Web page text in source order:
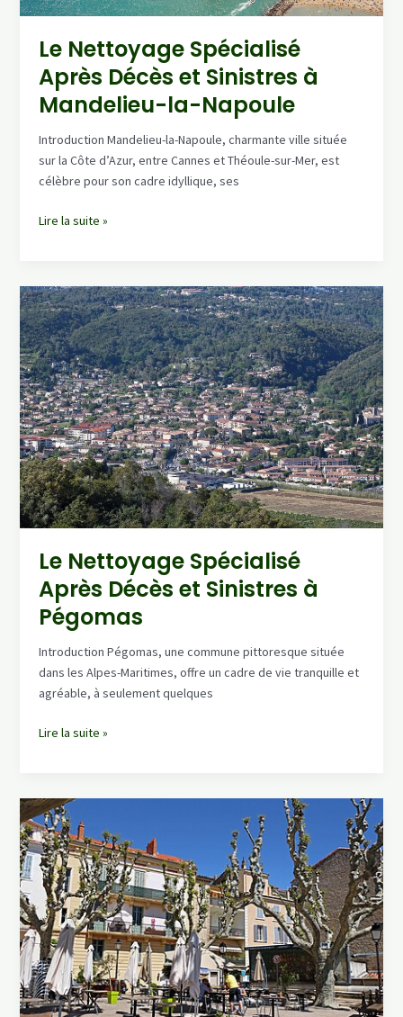
Le Nettoyage Spécialisé
Après Décès et Sinistres à
Mandelieu-la-Napoule
Introduction Mandelieu-la-Napoule, charmante ville située
sur la Côte d’Azur, entre Cannes et Théoule-sur-Mer, est
célèbre pour son cadre idyllique, ses
Le
Décès
et
Sinistres
à
Mandelieu-
la-
Napoule
Lire la suite »
Le Nettoyage Spécialisé
Après Décès et Sinistres à
Pégomas
Introduction Pégomas, une commune pittoresque située
dans les Alpes-Maritimes, offre un cadre de vie tranquille et
agréable, à seulement quelques
Le
Décès
et
Sinistres
à
Pégomas
Lire la suite »